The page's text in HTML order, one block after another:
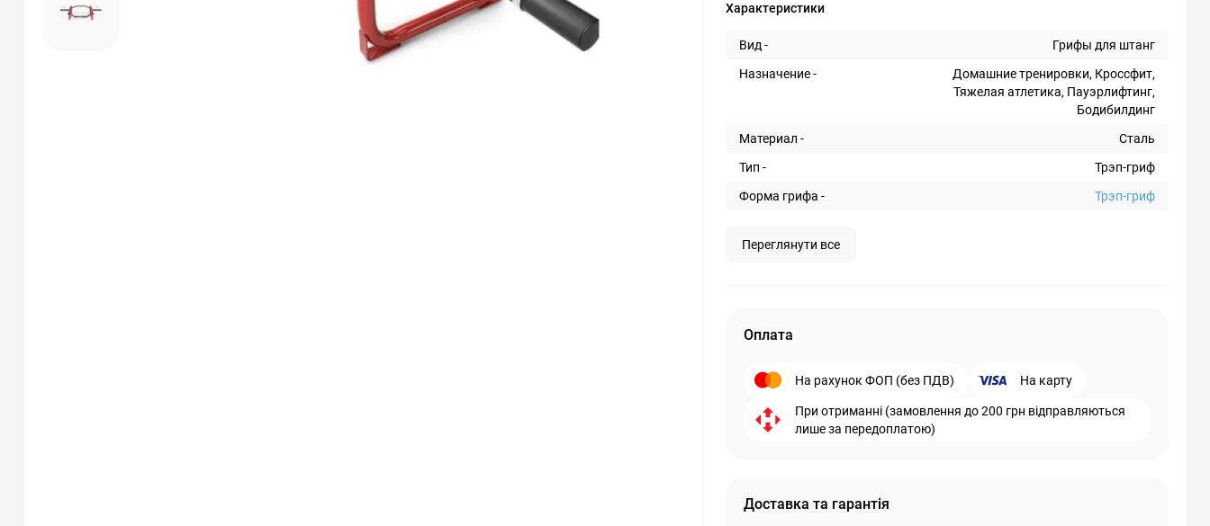
Характеристики
Вид -
Грифы для штанг
Назначение -
Домашние тренировки, Кроссфит,
Тяжелая атлетика, Пауэрлифтинг,
Бодибилдинг
Материал -
Сталь
Тип -
Трэп-гриф
Форма грифа -
Трэп-гриф
Переглянути все
Оплата
На рахунок ФОП (без ПДВ) На карту
При отриманні (замовлення до 200 грн відправляються
лише за передоплатою)
Доставка та гарантія